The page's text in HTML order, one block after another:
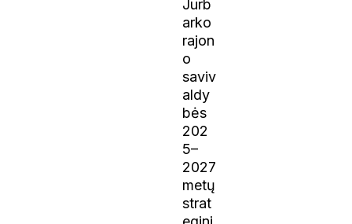
Jurb
arko
rajon
o
saviv
aldy
bės
202
5–
2027
metų
strat